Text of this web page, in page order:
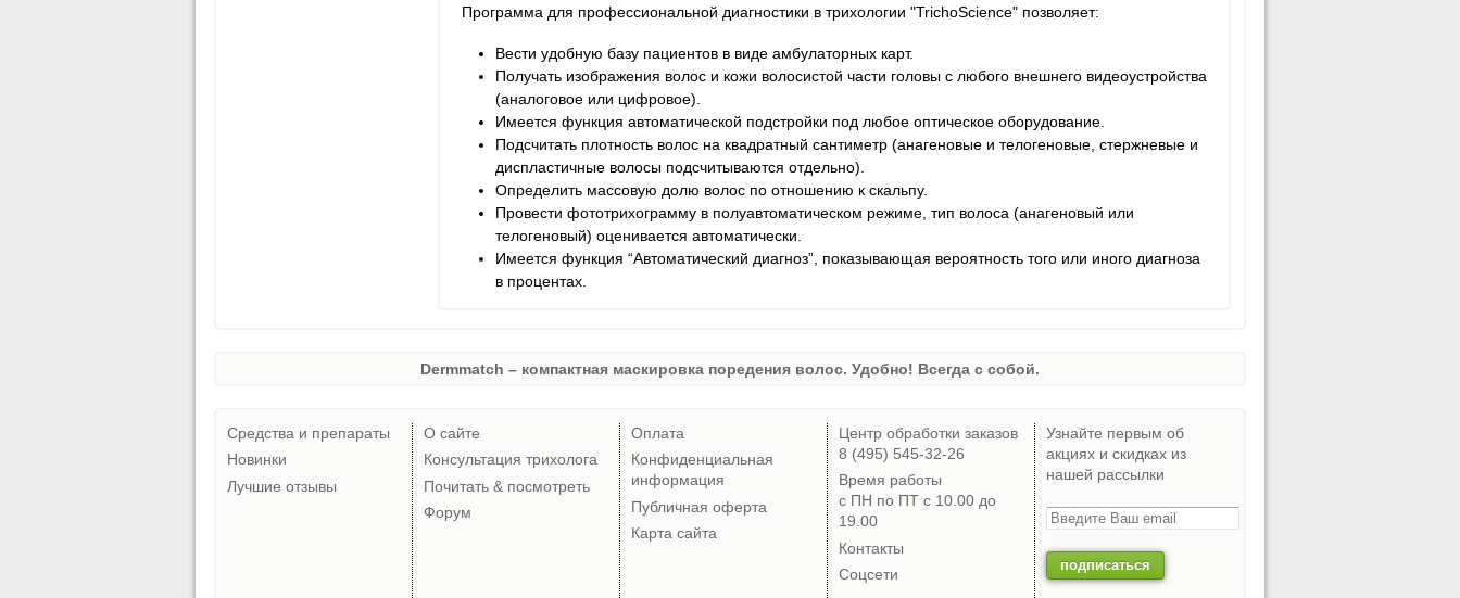
Программа для профессиональной диагностики в трихологии "TrichoScience" позволяет:
Вести удобную базу пациентов в виде амбулаторных карт.
Получать изображения волос и кожи волосистой части головы с любого внешнего видеоустройства
(аналоговое или цифровое).
Имеется функция автоматической подстройки под любое оптическое оборудование.
Подсчитать плотность волос на квадратный сантиметр (анагеновые и телогеновые, стержневые и
диспластичные волосы подсчитываются отдельно).
Определить массовую долю волос по отношению к скальпу.
Провести фототрихограмму в полуавтоматическом режиме, тип волоса (анагеновый или
телогеновый) оценивается автоматически.
Имеется функция “Автоматический диагноз”, показывающая вероятность того или иного диагноза
в процентах.
Dermmatch – компактная маскировка поредения волос. Удобно! Всегда с собой.
Средства и препараты
Новинки
Лучшие отзывы
О сайте
Консультация трихолога
Почитать & посмотреть
Форум
Оплата
Конфиденциальная
информация
Публичная оферта
Карта сайта
Центр обработки заказов
8 (495) 545-32-26
Время работы
с ПН по ПТ с 10.00 до
19.00
Контакты
Соцсети
Узнайте первым об
акциях и скидках из
нашей рассылки